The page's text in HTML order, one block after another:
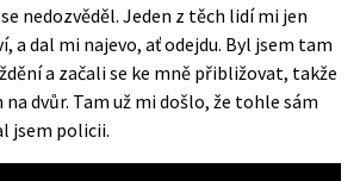
nedozvěděl. Jeden z těch lidí mi jen
a dal mi najevo, ať odejdu. Byl jsem tam
a začali se ke mně přibližovat, takže
na dvůr. Tam už mi došlo, že tohle sám
jsem policii.